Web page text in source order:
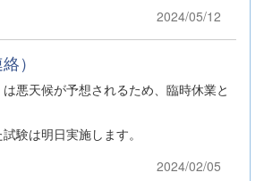
2024/05/12
）
悪天候が予想されるため、臨時休業と
験は明日実施します。
2024/02/05